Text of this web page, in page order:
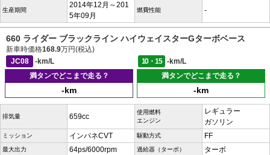
生産期間
2014年12月～201
5年09月
燃費性能 -
660 ライダー ブラックライン ハイウェイスターGターボベース
新車時価格168.9万円(税込)
JC08
-km/L 10・15
-km/L
満タンでどこまで走る？
-km
満タンでどこまで走る？
-km
排気量 659cc
使用燃料
エンジン
レギュラー
ガソリン
ミッション インパネCVT 駆動方式 FF
最大出力 64ps/6000rpm 過給器（ターボ） ターボ